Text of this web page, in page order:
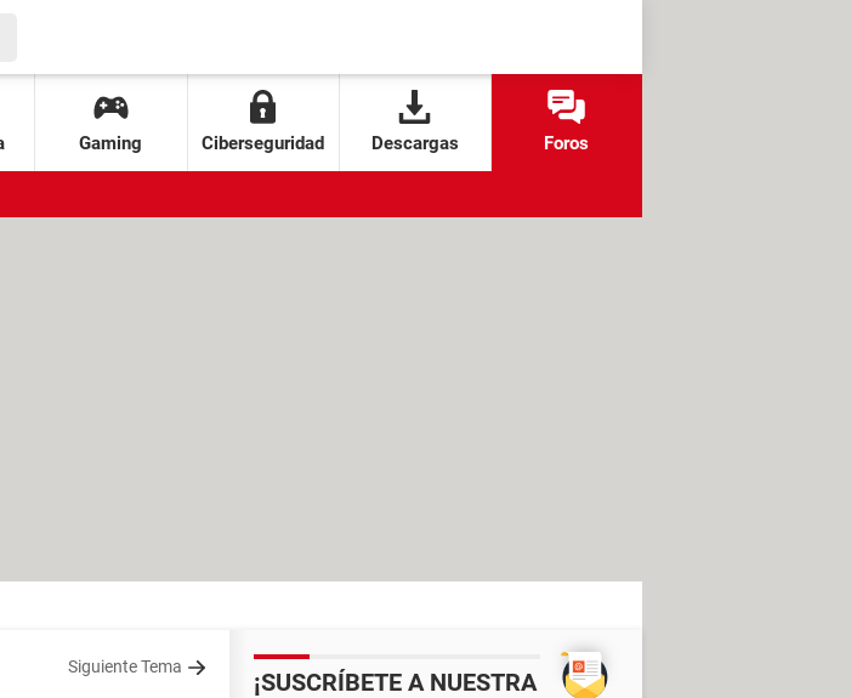
Gaming Ciberseguridad Descargas Foros
Siguiente Tema
¡SUSCRÍBETE A NUESTRA